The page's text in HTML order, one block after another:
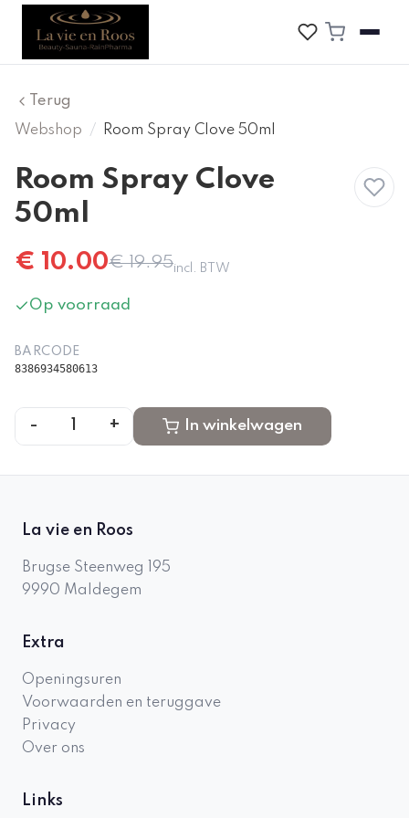
Terug
Webshop
/ Room Spray Clove 50ml
Korting
Room Spray Clove
50ml
€ 10.00€19.95incl. BTW
Op voorraad
BARCODE
8386934580613
- + In winkelwagen
La vie en Roos
Brugse Steenweg 195
9990 Maldegem
Extra
Openingsuren
Voorwaarden en teruggave
Privacy
Over ons
Links